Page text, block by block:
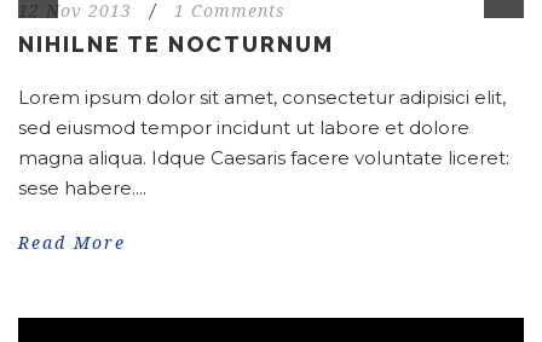
12 Nov 2013 / 1 Comments
NIHILNE TE NOCTURNUM
Lorem ipsum dolor sit amet, consectetur adipisici elit,
sed eiusmod tempor incidunt ut labore et dolore
magna aliqua. Idque Caesaris facere voluntate liceret:
sese habere....
Read More